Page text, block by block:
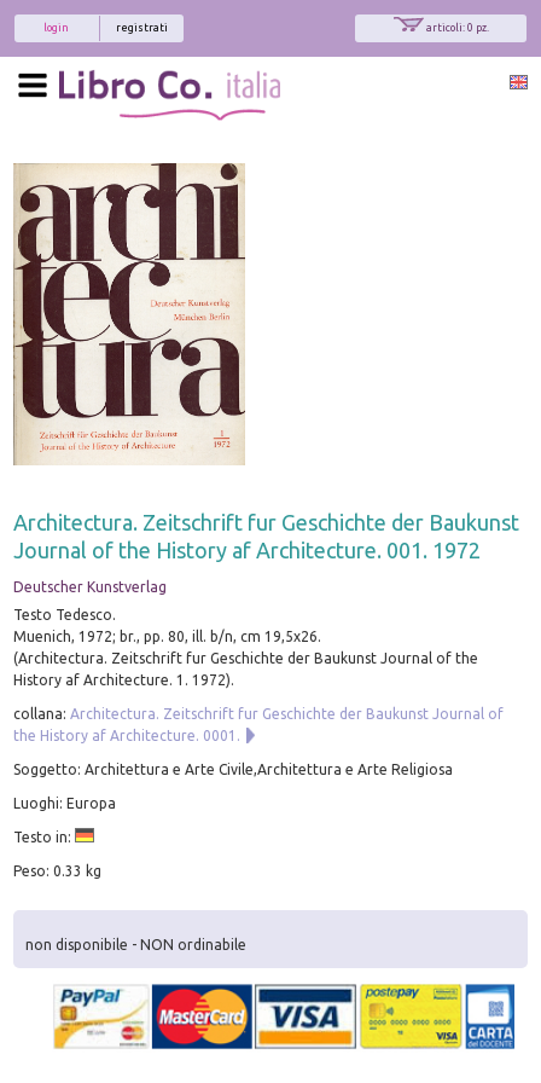
articoli: 0 pz.
registrati
login
Architectura. Zeitschrift fur Geschichte der Baukunst
Journal of the History af Architecture. 001. 1972
Deutscher Kunstverlag
Testo Tedesco.
Muenich, 1972; br., pp. 80, ill. b/n, cm 19,5x26.
(Architectura. Zeitschrift fur Geschichte der Baukunst Journal of the
History af Architecture. 1. 1972).
collana:Architectura. Zeitschrift fur Geschichte der Baukunst Journal of
the History af Architecture. 0001.
Soggetto: Architettura e Arte Civile,Architettura e Arte Religiosa
Luoghi: Europa
Testo in:
Peso: 0.33 kg
non disponibile - NON ordinabile